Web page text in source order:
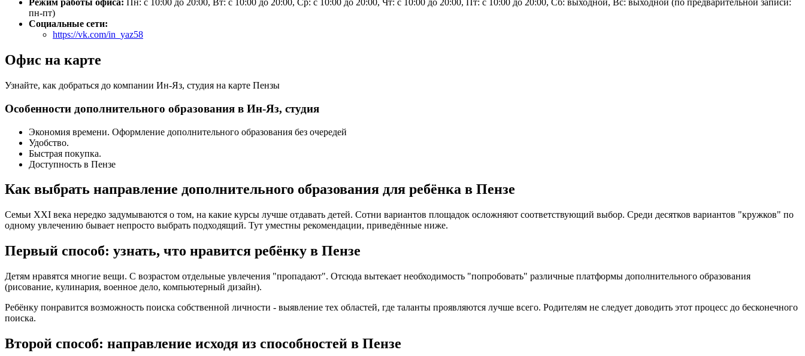
Режим работы офиса: Пн: с 10:00 до 20:00, Вт: с 10:00 до 20:00, Ср: с 10:00 до 20:00, Чт: с 10:00 до 20:00, Пт: с 10:00 до 20:00, Сб: выходной, Вс: выходной (по предварительной записи:
пн-пт)
Социальные сети:
https://vk.com/in_yaz58
Офис на карте
Узнайте, как добраться до компании Ин-Яз, студия на карте Пензы
Особенности дополнительного образования в Ин-Яз, студия
Экономия времени. Оформление дополнительного образования без очередей
Удобство.
Быстрая покупка.
Доступность в Пензе
Как выбрать направление дополнительного образования для ребёнка в Пензе
Семьи XXI века нередко задумываются о том, на какие курсы лучше отдавать детей. Сотни вариантов площадок осложняют соответствующий выбор. Среди десятков вариантов "кружков" по
одному увлечению бывает непросто выбрать подходящий. Тут уместны рекомендации, приведённые ниже.
Первый способ: узнать, что нравится ребёнку в Пензе
Детям нравятся многие вещи. С возрастом отдельные увлечения "пропадают". Отсюда вытекает необходимость "попробовать" различные платформы дополнительного образования
(рисование, кулинария, военное дело, компьютерный дизайн).
Ребёнку понравится возможность поиска собственной личности - выявление тех областей, где таланты проявляются лучше всего. Родителям не следует доводить этот процесс до бесконечного
поиска.
Второй способ: направление исходя из способностей в Пензе